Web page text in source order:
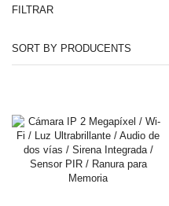
Accesorios
Estaciones de Jalón
Sirenas y Estrobos
Automatización - Casa Inteligente
FILTRAR
SORT BY PRODUCENTS